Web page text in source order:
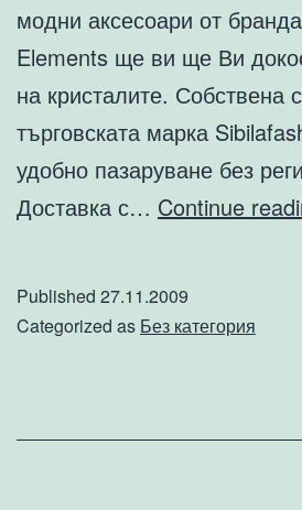
модни аксесоари от
Elements ще ви ще Ви
на кристалите. Собствена
търговската марка
удобно пазаруване без
Доставка с… Continue
Published 27.11.2009
Categorized as Без категория